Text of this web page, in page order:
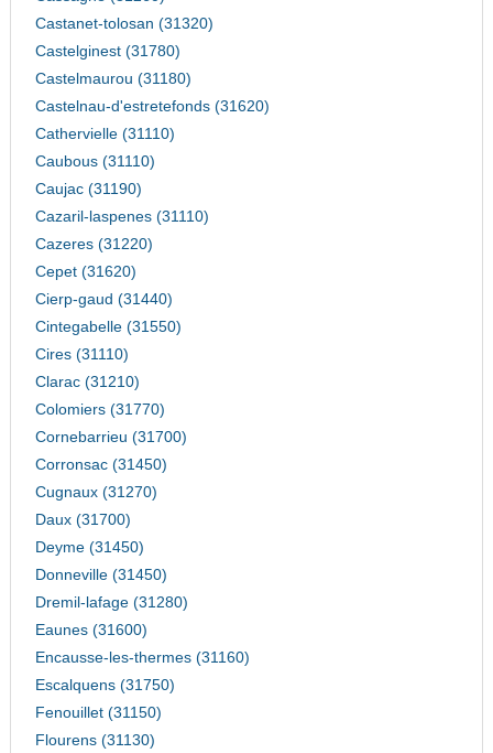
Castanet-tolosan (31320)
Castelginest (31780)
Castelmaurou (31180)
Castelnau-d'estretefonds (31620)
Cathervielle (31110)
Caubous (31110)
Caujac (31190)
Cazaril-laspenes (31110)
Cazeres (31220)
Cepet (31620)
Cierp-gaud (31440)
Cintegabelle (31550)
Cires (31110)
Clarac (31210)
Colomiers (31770)
Cornebarrieu (31700)
Corronsac (31450)
Cugnaux (31270)
Daux (31700)
Deyme (31450)
Donneville (31450)
Dremil-lafage (31280)
Eaunes (31600)
Encausse-les-thermes (31160)
Escalquens (31750)
Fenouillet (31150)
Flourens (31130)